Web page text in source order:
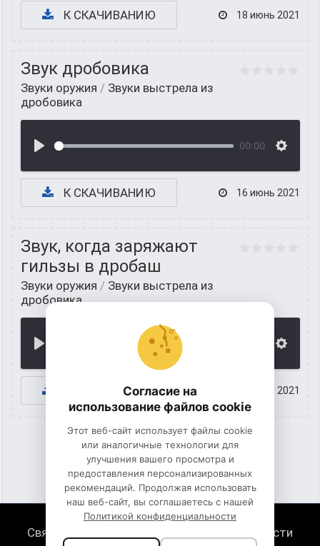
К СКАЧИВАНИЮ 18 июнь 2021
Звук дробовика
Звуки оружия / Звуки выстрела из
дробовика
00:00
К СКАЧИВАНИЮ 16 июнь 2021
Звук, когда заряжают
гильзы в дробаш
Звуки оружия / Звуки выстрела из
дробовика
К СКАЧИВАНИЮ 15 июнь 2021
Связь с нами Политика конфиденциальности
Согласие на
использование файлов cookie
Этот веб-сайт использует файлы cookie
или аналогичные технологии для
улучшения вашего просмотра и
предоставления персонализированных
рекомендаций. Продолжая использовать
наш веб-сайт, вы соглашаетесь с нашей
Политикой конфиденциальности